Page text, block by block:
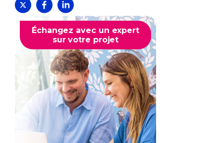
Échangez avec un expert
sur votre projet